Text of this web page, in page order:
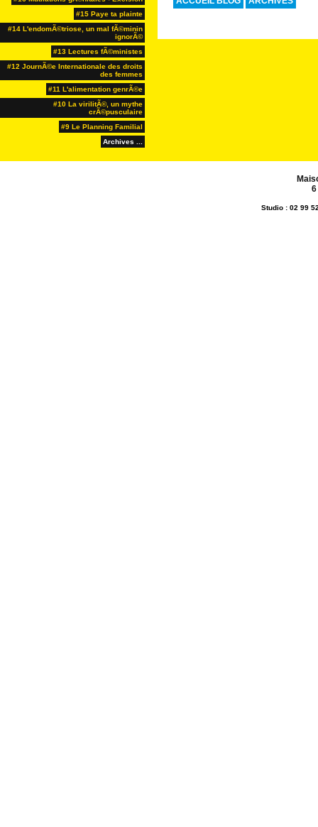
#15 Paye ta plainte
#14 L'endomÃ©triose, un mal fÃ©minin
ignorÃ©
#13 Lectures fÃ©ministes
#12 JournÃ©e Internationale des droits
des femmes
#11 L'alimentation genrÃ©e
#10 La virilitÃ©, un mythe
crÃ©pusculaire
#9 Le Planning Familial
Archives ...
Studio : 02 99